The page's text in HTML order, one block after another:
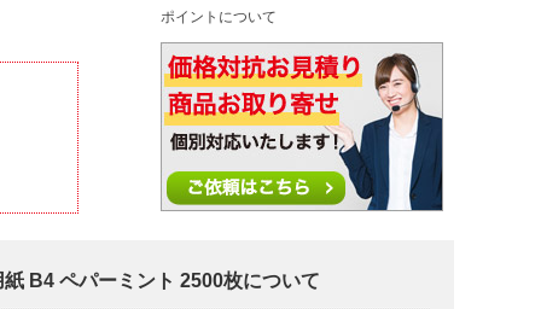
ポイントについて
B4 ペパーミント 2500枚について